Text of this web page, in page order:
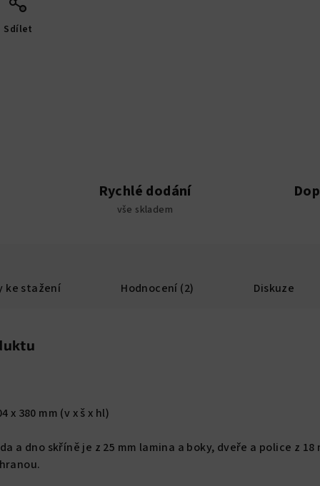
Sdílet
Rychlé dodání
vše skladem
ke stažení Hodnocení (2) Diskuze
x 380 mm (v x š x hl)
a dno skříně je z 25 mm lamina a boky, dveře a police z 18